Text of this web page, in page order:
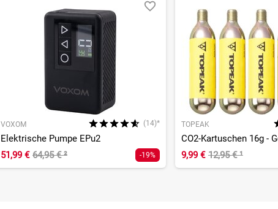
VOXOM (14)*
Elektrische Pumpe EPu2
51,99 € 64,95 €² -19%
TOPEAK
CO2-Kartuschen 16g -
9,99 € 12,95 €¹